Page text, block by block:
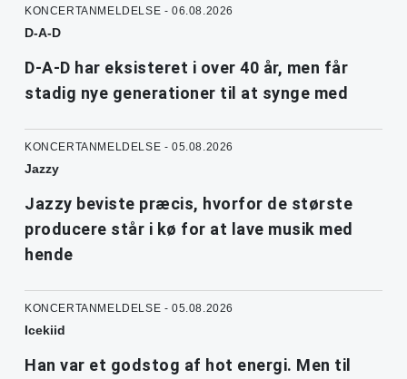
KONCERTANMELDELSE - 06.08.2026
D-A-D
D-A-D har eksisteret i over 40 år, men får
stadig nye generationer til at synge med
KONCERTANMELDELSE - 05.08.2026
Jazzy
Jazzy beviste præcis, hvorfor de største
producere står i kø for at lave musik med
hende
KONCERTANMELDELSE - 05.08.2026
Icekiid
Han var et godstog af hot energi. Men til